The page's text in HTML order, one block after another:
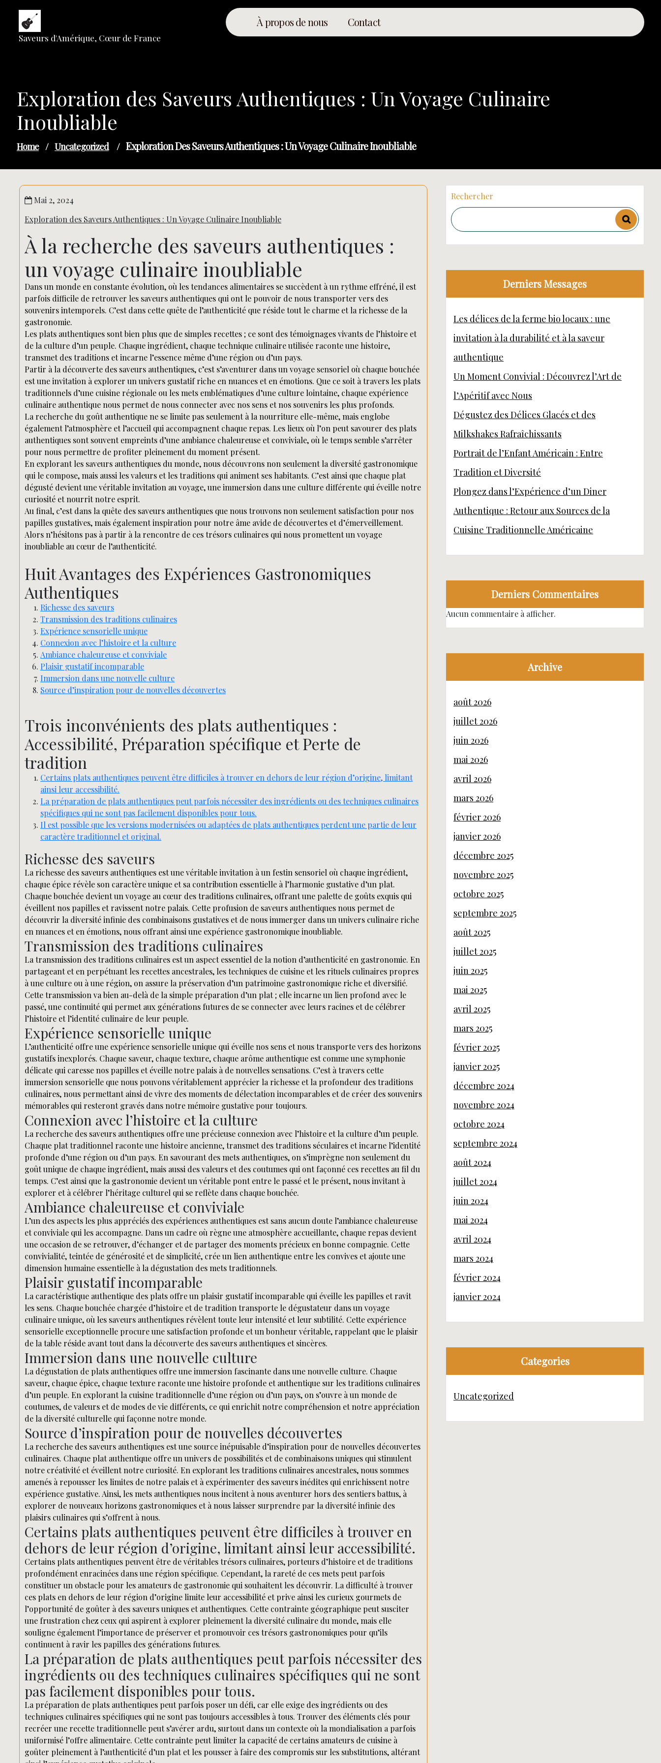
content
Saveurs d'Amérique, Cœur de France
À propos de nous Contact
Exploration des Saveurs Authentiques : Un Voyage Culinaire
Inoubliable
Home / Uncategorized / Exploration Des Saveurs Authentiques : Un Voyage Culinaire Inoubliable
Mai 2, 2024
Exploration des Saveurs Authentiques : Un Voyage Culinaire Inoubliable
À la recherche des saveurs authentiques :
un voyage culinaire inoubliable
Dans un monde en constante évolution, où les tendances alimentaires se succèdent à un rythme effréné, il est
parfois difficile de retrouver les saveurs authentiques qui ont le pouvoir de nous transporter vers des
souvenirs intemporels. C’est dans cette quête de l’authenticité que réside tout le charme et la richesse de la
gastronomie.
Les plats authentiques sont bien plus que de simples recettes ; ce sont des témoignages vivants de l’histoire et
de la culture d’un peuple. Chaque ingrédient, chaque technique culinaire utilisée raconte une histoire,
transmet des traditions et incarne l’essence même d’une région ou d’un pays.
Partir à la découverte des saveurs authentiques, c’est s’aventurer dans un voyage sensoriel où chaque bouchée
est une invitation à explorer un univers gustatif riche en nuances et en émotions. Que ce soit à travers les plats
traditionnels d’une cuisine régionale ou les mets emblématiques d’une culture lointaine, chaque expérience
culinaire authentique nous permet de nous connecter avec nos sens et nos souvenirs les plus profonds.
La recherche du goût authentique ne se limite pas seulement à la nourriture elle-même, mais englobe
également l’atmosphère et l’accueil qui accompagnent chaque repas. Les lieux où l’on peut savourer des plats
authentiques sont souvent empreints d’une ambiance chaleureuse et conviviale, où le temps semble s’arrêter
pour nous permettre de profiter pleinement du moment présent.
En explorant les saveurs authentiques du monde, nous découvrons non seulement la diversité gastronomique
qui le compose, mais aussi les valeurs et les traditions qui animent ses habitants. C’est ainsi que chaque plat
dégusté devient une véritable invitation au voyage, une immersion dans une culture différente qui éveille notre
curiosité et nourrit notre esprit.
Au final, c’est dans la quête des saveurs authentiques que nous trouvons non seulement satisfaction pour nos
papilles gustatives, mais également inspiration pour notre âme avide de découvertes et d’émerveillement.
Alors n’hésitons pas à partir à la rencontre de ces trésors culinaires qui nous promettent un voyage
inoubliable au cœur de l’authenticité.
Huit Avantages des Expériences Gastronomiques
Authentiques
Richesse des saveurs
Transmission des traditions culinaires
Expérience sensorielle unique
Connexion avec l’histoire et la culture
Ambiance chaleureuse et conviviale
Plaisir gustatif incomparable
Immersion dans une nouvelle culture
Source d’inspiration pour de nouvelles découvertes
Trois inconvénients des plats authentiques :
Accessibilité, Préparation spécifique et Perte de
tradition
Certains plats authentiques peuvent être difficiles à trouver en dehors de leur région d’origine, limitant
ainsi leur accessibilité.
La préparation de plats authentiques peut parfois nécessiter des ingrédients ou des techniques culinaires
spécifiques qui ne sont pas facilement disponibles pour tous.
Il est possible que les versions modernisées ou adaptées de plats authentiques perdent une partie de leur
caractère traditionnel et original.
Richesse des saveurs
La richesse des saveurs authentiques est une véritable invitation à un festin sensoriel où chaque ingrédient,
chaque épice révèle son caractère unique et sa contribution essentielle à l’harmonie gustative d’un plat.
Chaque bouchée devient un voyage au cœur des traditions culinaires, offrant une palette de goûts exquis qui
éveillent nos papilles et ravissent notre palais. Cette profusion de saveurs authentiques nous permet de
découvrir la diversité infinie des combinaisons gustatives et de nous immerger dans un univers culinaire riche
en nuances et en émotions, nous offrant ainsi une expérience gastronomique inoubliable.
Transmission des traditions culinaires
La transmission des traditions culinaires est un aspect essentiel de la notion d’authenticité en gastronomie. En
partageant et en perpétuant les recettes ancestrales, les techniques de cuisine et les rituels culinaires propres
à une culture ou à une région, on assure la préservation d’un patrimoine gastronomique riche et diversifié.
Cette transmission va bien au-delà de la simple préparation d’un plat ; elle incarne un lien profond avec le
passé, une continuité qui permet aux générations futures de se connecter avec leurs racines et de célébrer
l’histoire et l’identité culinaire de leur peuple.
Expérience sensorielle unique
L’authenticité offre une expérience sensorielle unique qui éveille nos sens et nous transporte vers des horizons
gustatifs inexplorés. Chaque saveur, chaque texture, chaque arôme authentique est comme une symphonie
délicate qui caresse nos papilles et éveille notre palais à de nouvelles sensations. C’est à travers cette
immersion sensorielle que nous pouvons véritablement apprécier la richesse et la profondeur des traditions
culinaires, nous permettant ainsi de vivre des moments de délectation incomparables et de créer des souvenirs
mémorables qui resteront gravés dans notre mémoire gustative pour toujours.
Connexion avec l’histoire et la culture
La recherche des saveurs authentiques offre une précieuse connexion avec l’histoire et la culture d’un peuple.
Chaque plat traditionnel raconte une histoire ancienne, transmet des traditions séculaires et incarne l’identité
profonde d’une région ou d’un pays. En savourant des mets authentiques, on s’imprègne non seulement du
goût unique de chaque ingrédient, mais aussi des valeurs et des coutumes qui ont façonné ces recettes au fil du
temps. C’est ainsi que la gastronomie devient un véritable pont entre le passé et le présent, nous invitant à
explorer et à célébrer l’héritage culturel qui se reflète dans chaque bouchée.
Ambiance chaleureuse et conviviale
L’un des aspects les plus appréciés des expériences authentiques est sans aucun doute l’ambiance chaleureuse
et conviviale qui les accompagne. Dans un cadre où règne une atmosphère accueillante, chaque repas devient
une occasion de se retrouver, d’échanger et de partager des moments précieux en bonne compagnie. Cette
convivialité, teintée de générosité et de simplicité, crée un lien authentique entre les convives et ajoute une
dimension humaine essentielle à la dégustation des mets traditionnels.
Plaisir gustatif incomparable
La caractéristique authentique des plats offre un plaisir gustatif incomparable qui éveille les papilles et ravit
les sens. Chaque bouchée chargée d’histoire et de tradition transporte le dégustateur dans un voyage
culinaire unique, où les saveurs authentiques révèlent toute leur intensité et leur subtilité. Cette expérience
sensorielle exceptionnelle procure une satisfaction profonde et un bonheur véritable, rappelant que le plaisir
de la table réside avant tout dans la découverte des saveurs authentiques et sincères.
Immersion dans une nouvelle culture
La dégustation de plats authentiques offre une immersion fascinante dans une nouvelle culture. Chaque
saveur, chaque épice, chaque texture raconte une histoire profonde et authentique sur les traditions culinaires
d’un peuple. En explorant la cuisine traditionnelle d’une région ou d’un pays, on s’ouvre à un monde de
coutumes, de valeurs et de modes de vie différents, ce qui enrichit notre compréhension et notre appréciation
de la diversité culturelle qui façonne notre monde.
Source d’inspiration pour de nouvelles découvertes
La recherche des saveurs authentiques est une source inépuisable d’inspiration pour de nouvelles découvertes
culinaires. Chaque plat authentique offre un univers de possibilités et de combinaisons uniques qui stimulent
notre créativité et éveillent notre curiosité. En explorant les traditions culinaires ancestrales, nous sommes
amenés à repousser les limites de notre palais et à expérimenter des saveurs inédites qui enrichissent notre
expérience gustative. Ainsi, les mets authentiques nous incitent à nous aventurer hors des sentiers battus, à
explorer de nouveaux horizons gastronomiques et à nous laisser surprendre par la diversité infinie des
plaisirs culinaires qui s’offrent à nous.
Certains plats authentiques peuvent être difficiles à trouver en
dehors de leur région d’origine, limitant ainsi leur accessibilité.
Certains plats authentiques peuvent être de véritables trésors culinaires, porteurs d’histoire et de traditions
profondément enracinées dans une région spécifique. Cependant, la rareté de ces mets peut parfois
constituer un obstacle pour les amateurs de gastronomie qui souhaitent les découvrir. La difficulté à trouver
ces plats en dehors de leur région d’origine limite leur accessibilité et prive ainsi les curieux gourmets de
l’opportunité de goûter à des saveurs uniques et authentiques. Cette contrainte géographique peut susciter
une frustration chez ceux qui aspirent à explorer pleinement la diversité culinaire du monde, mais elle
souligne également l’importance de préserver et promouvoir ces trésors gastronomiques pour qu’ils
continuent à ravir les papilles des générations futures.
La préparation de plats authentiques peut parfois nécessiter des
ingrédients ou des techniques culinaires spécifiques qui ne sont
pas facilement disponibles pour tous.
La préparation de plats authentiques peut parfois poser un défi, car elle exige des ingrédients ou des
techniques culinaires spécifiques qui ne sont pas toujours accessibles à tous. Trouver des éléments clés pour
recréer une recette traditionnelle peut s’avérer ardu, surtout dans un contexte où la mondialisation a parfois
uniformisé l’offre alimentaire. Cette contrainte peut limiter la capacité de certains amateurs de cuisine à
goûter pleinement à l’authenticité d’un plat et les pousser à faire des compromis sur les substitutions, altérant
Rechercher
Derniers Messages
Les délices de la ferme bio locaux : une
invitation à la durabilité et à la saveur
authentique
Un Moment Convivial : Découvrez l’Art de
l’Apéritif avec Nous
Dégustez des Délices Glacés et des
Milkshakes Rafraîchissants
Portrait de l’Enfant Américain : Entre
Tradition et Diversité
Plongez dans l’Expérience d’un Diner
Authentique : Retour aux Sources de la
Cuisine Traditionnelle Américaine
Derniers Commentaires
Aucun commentaire à afficher.
Archive
août 2026
juillet 2026
juin 2026
mai 2026
avril 2026
mars 2026
février 2026
janvier 2026
décembre 2025
novembre 2025
octobre 2025
septembre 2025
août 2025
juillet 2025
juin 2025
mai 2025
avril 2025
mars 2025
février 2025
janvier 2025
décembre 2024
novembre 2024
octobre 2024
septembre 2024
août 2024
juillet 2024
juin 2024
mai 2024
avril 2024
mars 2024
février 2024
janvier 2024
Categories
Uncategorized